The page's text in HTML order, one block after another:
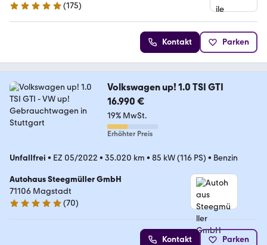
4.8 Sterne
(175)
Kontakt Parken
Volkswagen up! 1.0 TSI GTI
16.990 €
19% MwSt.
Erhöhter Preis
Unfallfrei • EZ 05/2022 • 35.020 km • 85 kW (116 PS) • Benzin
Autohaus Steegmüller GmbH
71106 Magstadt
5 Sterne
(70)
Kontakt Parken